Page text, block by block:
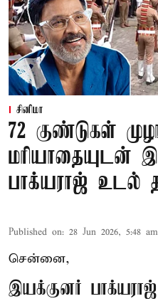
சினிமா
72 குண்டுகள்
மரியாதையுடன்
பாக்யராஜ் உடல்
Published on: 28 Jun 2026, 5:48 am
சென்னை,
இயக்குனர் பாக்யராஜ்